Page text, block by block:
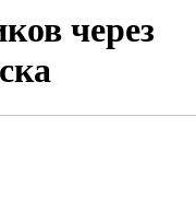
через